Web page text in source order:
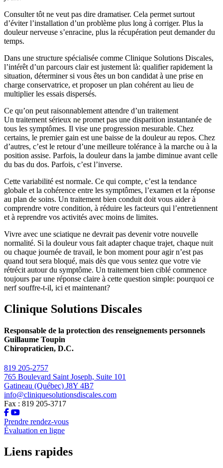
Consulter tôt ne veut pas dire dramatiser. Cela permet surtout
d’éviter l’installation d’un problème plus long à corriger. Plus la
douleur nerveuse s’enracine, plus la récupération peut demander du
temps.
Dans une structure spécialisée comme Clinique Solutions Discales,
l’intérêt d’un parcours clair est justement là: qualifier rapidement la
situation, déterminer si vous êtes un bon candidat à une prise en
charge conservatrice, et proposer un plan cohérent au lieu de
multiplier les essais dispersés.
Ce qu’on peut raisonnablement attendre d’un traitement
Un traitement sérieux ne promet pas une disparition instantanée de
tous les symptômes. Il vise une progression mesurable. Chez
certains, le premier gain est une baisse de la douleur au repos. Chez
d’autres, c’est le retour d’une meilleure tolérance à la marche ou à la
position assise. Parfois, la douleur dans la jambe diminue avant celle
du bas du dos. Parfois, c’est l’inverse.
Cette variabilité est normale. Ce qui compte, c’est la tendance
globale et la cohérence entre les symptômes, l’examen et la réponse
au plan de soins. Un traitement bien conduit doit vous aider à
comprendre votre condition, à réduire les facteurs qui l’entretiennent
et à reprendre vos activités avec moins de limites.
Vivre avec une sciatique ne devrait pas devenir votre nouvelle
normalité. Si la douleur vous fait adapter chaque trajet, chaque nuit
ou chaque journée de travail, le bon moment pour agir n’est pas
quand tout sera bloqué, mais dès que vous sentez que votre vie
rétrécit autour du symptôme. Un traitement bien ciblé commence
toujours par une réponse claire à cette question simple: pourquoi ce
nerf souffre-t-il, ici et maintenant?
Clinique Solutions Discales
Responsable de la protection des renseignements personnels
Guillaume Toupin
Chiropraticien, D.C.
819 205-2757
765 Boulevard Saint Joseph, Suite 101
Gatineau (Québec) J8Y 4B7
info@cliniquesolutionsdiscales.com
Fax : 819 205-3717
Prendre rendez-vous
Évaluation en ligne
Liens rapides